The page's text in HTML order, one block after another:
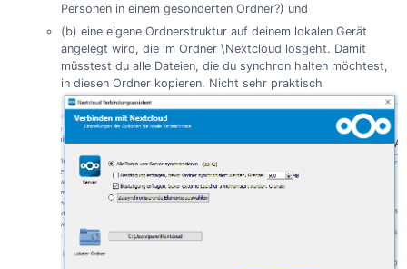
Personen in einem gesonderten Ordner?) und
(b) eine eigene Ordnerstruktur auf deinem lokalen Gerät
angelegt wird, die im Ordner \Nextcloud losgeht. Damit
müsstest du alle Dateien, die du synchron halten möchtest,
in diesen Ordner kopieren. Nicht sehr praktisch